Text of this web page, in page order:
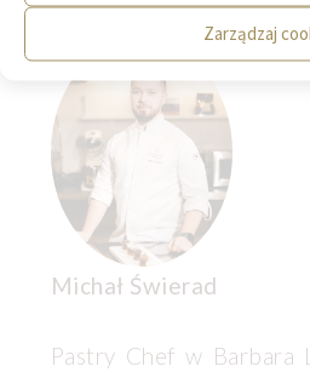
Zarządzaj
Michał Świerad
Pastry Chef w Barbara